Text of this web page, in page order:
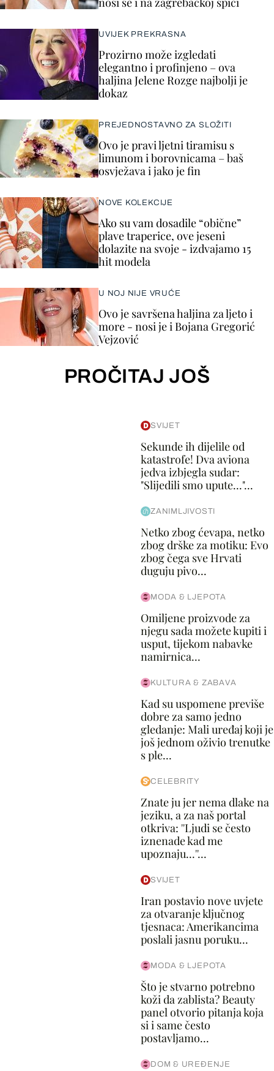
UVIJEK PREKRASNA
Prozirno može izgledati
elegantno i profinjeno – ova
haljina Jelene Rozge najbolji je
dokaz
PREJEDNOSTAVNO ZA SLOŽITI
Ovo je pravi ljetni tiramisu s
limunom i borovnicama – baš
osvježava i jako je fin
NOVE KOLEKCIJE
Ako su vam dosadile “obične”
plave traperice, ove jeseni
dolazite na svoje - izdvajamo 15
hit modela
U NOJ NIJE VRUĆE
Ovo je savršena haljina za ljeto i
more - nosi je i Bojana Gregorić
Vejzović
PROČITAJ JOŠ
SVIJET
Sekunde ih dijelile od
katastrofe! Dva aviona
jedva izbjegla sudar:
"Slijedili smo upute..."...
ZANIMLJIVOSTI
Netko zbog ćevapa, netko
zbog drške za motiku: Evo
zbog čega sve Hrvati
duguju pivo...
MODA & LJEPOTA
Omiljene proizvode za
njegu sada možete kupiti i
usput, tijekom nabavke
namirnica...
KULTURA & ZABAVA
Kad su uspomene previše
dobre za samo jedno
gledanje: Mali uređaj koji je
još jednom oživio trenutke
s ple...
CELEBRITY
Znate ju jer nema dlake na
jeziku, a za naš portal
otkriva: ''Ljudi se često
iznenade kad me
upoznaju...''...
SVIJET
Iran postavio nove uvjete
za otvaranje ključnog
tjesnaca: Amerikancima
poslali jasnu poruku...
MODA & LJEPOTA
Što je stvarno potrebno
koži da zablista? Beauty
panel otvorio pitanja koja
si i same često
postavljamo...
DOM & UREĐENJE